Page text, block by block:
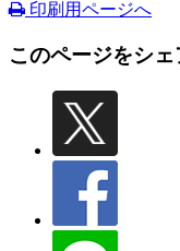
印刷用ページへ
このページをシェ